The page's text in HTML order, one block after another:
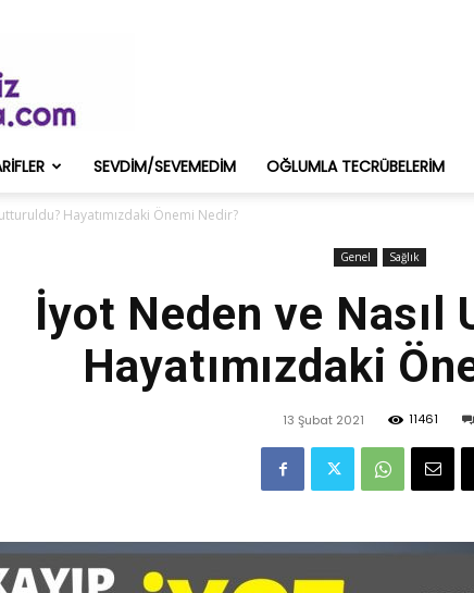
SEVDIM/SEVEMEDIM OĞLUMLA TECRÜBELERIM
Hayatımızdaki Önemi Nedir?
Genel Sağlık
İyot Neden ve Nasıl
Hayatımızdaki
13 Şubat 2021 11461